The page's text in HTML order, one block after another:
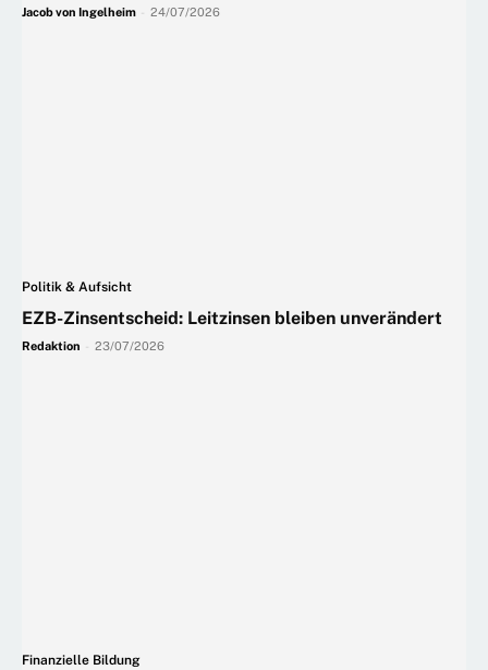
Jacob von Ingelheim 24/07/2026
Politik & Aufsicht
EZB-Zinsentscheid: Leitzinsen bleiben unverändert
Redaktion 23/07/2026
Finanzielle Bildung